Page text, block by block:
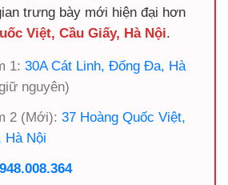
trưng bày mới hiện đại hơn
Việt, Cầu Giấy, Hà Nội.
1: 30A Cát Linh, Đống Đa, Hà
nguyên)
2 (Mới): 37 Hoàng Quốc Việt,
Hà Nội